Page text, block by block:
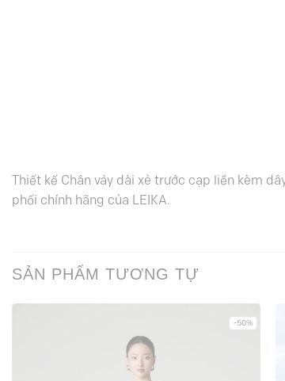
Thiết kế Chân váy dài xẻ trước cạp liền kèm
phối chính hãng của LEIKA.
SẢN PHẨM TƯƠNG TỰ
-50%